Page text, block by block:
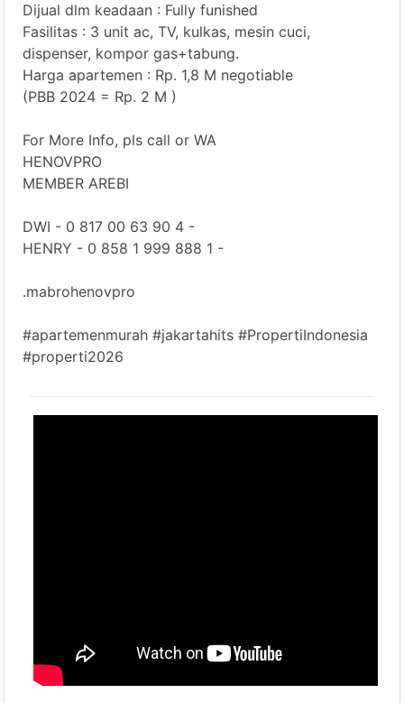
Dijual dlm keadaan : Fully funished
Fasilitas : 3 unit ac, TV, kulkas, mesin cuci,
dispenser, kompor gas+tabung.
Harga apartemen : Rp. 1,8 M negotiable
(PBB 2024 = Rp. 2 M )
For More Info, pls call or WA
HENOVPRO
MEMBER AREBI
DWI - 0 817 00 63 90 4 -
HENRY - 0 858 1 999 888 1 -
.mabrohenovpro
#apartemenmurah #jakartahits #PropertiIndonesia
#properti2026